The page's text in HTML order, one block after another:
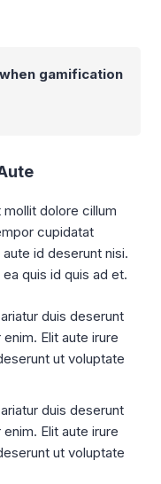
gamification
dolore cillum
cupidatat
id deserunt nisi.
quis id quis ad et.
duis deserunt
Elit aute irure
ut voluptate
duis deserunt
Elit aute irure
ut voluptate